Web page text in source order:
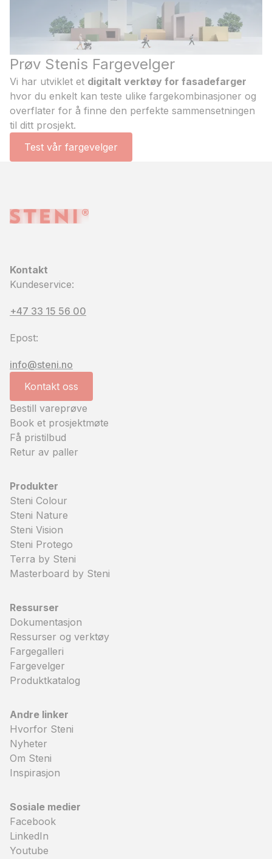
Prøv Stenis Fargevelger
Vi har utviklet et digitalt verktøy for fasadefarger
hvor du enkelt kan teste ulike fargekombinasjoner og
overflater for å finne den perfekte sammensetningen
til ditt prosjekt.
Test vår fargevelger
Kontakt
Kundeservice:
+47 33 15 56 00
Epost:
info@steni.no
Kontakt oss
Bestill vareprøve
Book et prosjektmøte
Få pristilbud
Retur av paller
Produkter
Steni Colour
Steni Nature
Steni Vision
Steni Protego
Terra by Steni
Masterboard by Steni
Ressurser
Dokumentasjon
Ressurser og verktøy
Fargegalleri
Fargevelger
Produktkatalog
Andre linker
Hvorfor Steni
Nyheter
Om Steni
Inspirasjon
Sosiale medier
Facebook
LinkedIn
Youtube